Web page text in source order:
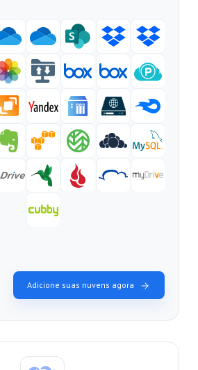
Adicione suas nuvens agora